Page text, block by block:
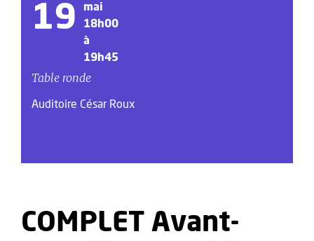
19
mai
18h00
à
19h45
Table ronde
Auditoire César Roux
COMPLET Avant-